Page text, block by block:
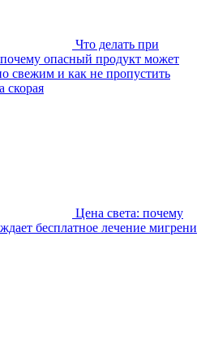
Что делать при
опасный продукт может
свежим и как не пропустить
скорая
Цена света: почему
бесплатное лечение мигрени